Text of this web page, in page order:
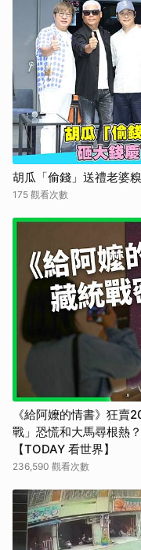
胡瓜「偷錢」送禮老婆
175 觀看次數
《給阿嬤的情書》狂賣
戰」恐慌和大馬尋根熱
【TODAY 看世界】
236,590 觀看次數